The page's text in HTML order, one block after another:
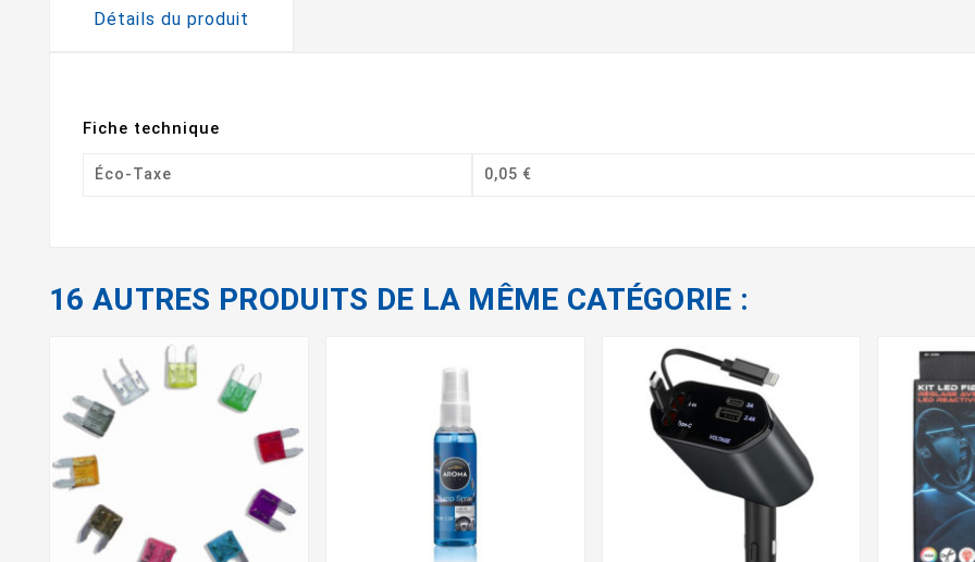
Détails du produit
Fiche technique
Éco-Taxe 0,05 €
16 AUTRES PRODUITS DE LA MÊME CATÉGORIE :